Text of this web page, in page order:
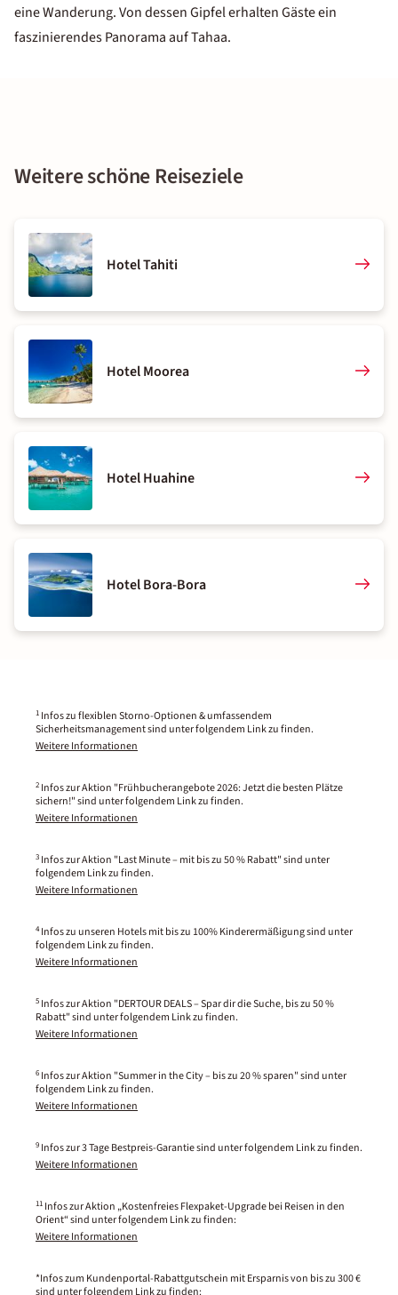
eine Wanderung. Von dessen Gipfel erhalten Gäste ein
faszinierendes Panorama auf Tahaa.
Weitere schöne Reiseziele
Hotel Tahiti
Hotel Moorea
Hotel Huahine
Hotel Bora-Bora
1 Infos zu flexiblen Storno-Optionen & umfassendem
Sicherheitsmanagement sind unter folgendem Link zu finden.
Weitere Informationen
2 Infos zur Aktion "Frühbucherangebote 2026: Jetzt die besten Plätze
sichern!" sind unter folgendem Link zu finden.
Weitere Informationen
3 Infos zur Aktion "Last Minute – mit bis zu 50 % Rabatt" sind unter
folgendem Link zu finden.
Weitere Informationen
4 Infos zu unseren Hotels mit bis zu 100% Kinderermäßigung sind unter
folgendem Link zu finden.
Weitere Informationen
5 Infos zur Aktion "DERTOUR DEALS – Spar dir die Suche, bis zu 50 %
Rabatt" sind unter folgendem Link zu finden.
Weitere Informationen
6 Infos zur Aktion "Summer in the City – bis zu 20 % sparen" sind unter
folgendem Link zu finden.
Weitere Informationen
9 Infos zur 3 Tage Bestpreis-Garantie sind unter folgendem Link zu finden.
Weitere Informationen
11 Infos zur Aktion „Kostenfreies Flexpaket-Upgrade bei Reisen in den
Orient“ sind unter folgendem Link zu finden:
Weitere Informationen
*Infos zum Kundenportal-Rabattgutschein mit Ersparnis von bis zu 300 €
sind unter folgendem Link zu finden: